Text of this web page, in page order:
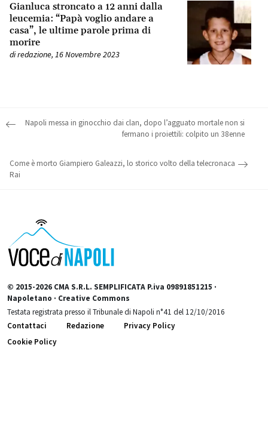
Gianluca stroncato a 12 anni dalla
leucemia: “Papà voglio andare a
casa”, le ultime parole prima di
morire
diredazione, 16 Novembre 2023
Post navigation
Napoli messa in ginocchio dai clan, dopo l’agguato mortale non si
fermano i proiettili: colpito un 38enne
Come è morto Giampiero Galeazzi, lo storico volto della telecronaca
Rai
© 2015-2026 CMA S.R.L. SEMPLIFICATA P.iva 09891851215 ·
Napoletano · Creative Commons
Testata registrata presso il Tribunale di Napoli n°41 del 12/10/2016
Contattaci
Redazione
Privacy Policy
Cookie Policy